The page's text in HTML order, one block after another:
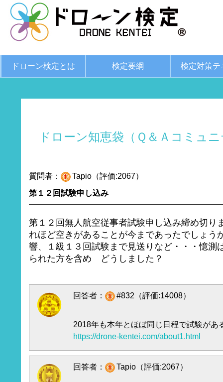
ドローン検定とは 検定要綱 検定対策テ
ドローン知恵袋（Ｑ＆Ａコミュ
質問者：
Tapio（評価:2067）
第１２回試験申し込み
第１２回無人航空従事者試験申し込み締め切
れほど空きがあることが今まであったでしょ
響、１級１３回試験まで見送りなど・・・憶
られた方を含め どうしました？
回答者： #832（評価:14008）
2018年も本年とほぼ同じ日程で試験があ
https://drone-kentei.com/about1.html
回答者： Tapio（評価:2067）